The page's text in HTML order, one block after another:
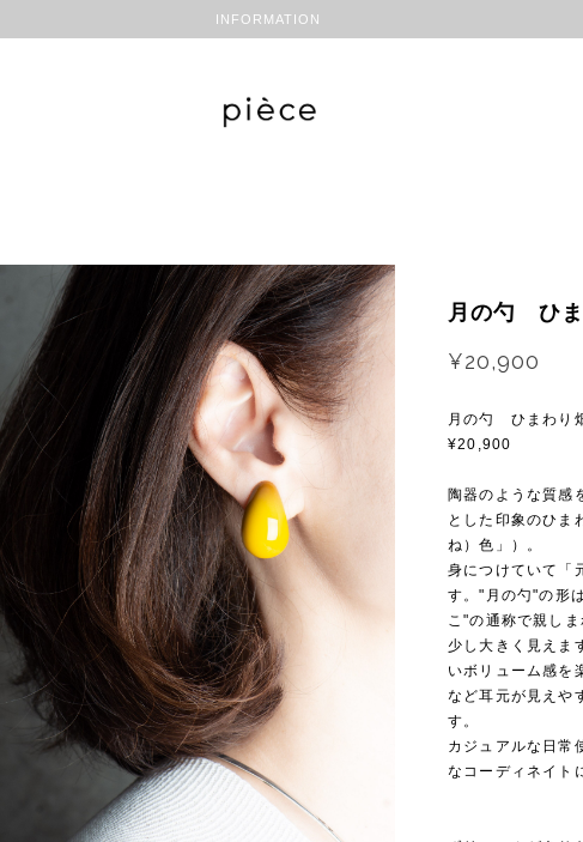
INFORMATION
月の勺 ひ
¥20,900
月の勺 ひまわり
¥20,900
陶器のような質感
とした印象のひま
ね）色」）。
身につけていて「
す。"月の勺"の形
こ"の通称で親しま
少し大きく見えま
いボリューム感を
など耳元が見えや
す。
カジュアルな日常
なコーディネイト